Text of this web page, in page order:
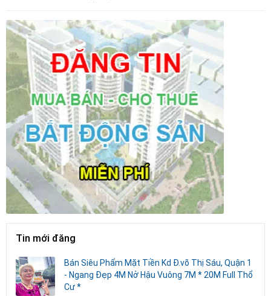
Tin mới đăng
Bán Siêu Phẩm Mặt Tiền Kd Đ.võ Thị Sáu, Quận 1
- Ngang Đẹp 4M Nở Hậu Vuông 7M * 20M Full Thổ
Cư *